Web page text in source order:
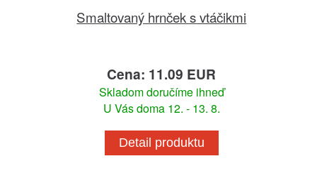
Smaltovaný hrnček s vtáčikmi
Cena: 11.09 EUR
Skladom doručíme ihneď
U Vás doma 12. - 13. 8.
Detail produktu